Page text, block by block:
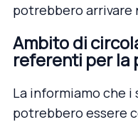
potrebbero arrivare
Ambito di
referenti per la
La informiamo che
potrebbero essere